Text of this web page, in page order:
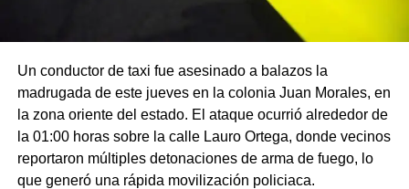
Un conductor de taxi fue asesinado a balazos la
madrugada de este jueves en la colonia Juan Morales, en
la zona oriente del estado. El ataque ocurrió alrededor de
la 01:00 horas sobre la calle Lauro Ortega, donde vecinos
reportaron múltiples detonaciones de arma de fuego, lo
que generó una rápida movilización policiaca.